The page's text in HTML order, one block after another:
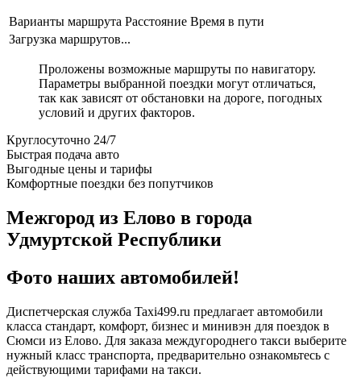
Варианты маршрута Расстояние Время в пути
Загрузка маршрутов...
Проложены возможные маршруты по навигатору.
Параметры выбранной поездки могут отличаться,
так как зависят от обстановки на дороге, погодных
условий и других факторов.
Круглосуточно 24/7
Быстрая подача авто
Выгодные цены и тарифы
Комфортные поездки без попутчиков
Межгород из Елово в города
Удмуртской Республики
Фото наших автомобилей!
Диспетчерская служба Taxi499.ru предлагает автомобили
класса стандарт, комфорт, бизнес и минивэн для поездок в
Сюмси из Елово. Для заказа междугороднего такси выберите
нужный класс транспорта, предварительно ознакомьтесь с
действующими тарифами на такси.